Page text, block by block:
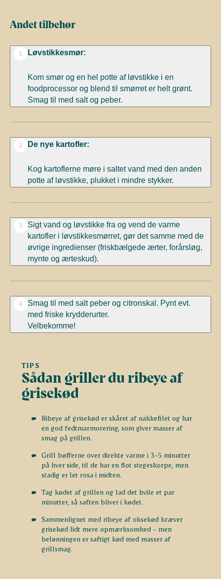
Andet tilbehør
1 Løvstikkesmør:
Kom smør og en hel potte af løvstikke i en
foodprocessor og blend til smørret er helt grønt.
Smag til med salt og peber.
2 De nye kartofler:
Kog kartoflerne møre i saltet vand med den anden
potte af løvstikke, plukket i mindre stykker.
3
Sigt vand og løvstikke fra og vend de varme
kartofler i løvstikkesmørret, gør det samme med de
øvrige ingredienser (friskbælgede ærter, forårsløg,
mynte og ærteskud).
4
Smag til med salt peber og citronskal. Pynt evt.
med friske krydderurter.
Velbekomme!
TIPS
Sådan griller du ribeye af
grisekød
Ribeye af grisekød er skåret af nakkefilet og har
en god fedtmarmorering, som giver masser af
smag på grillen.
Grill bøfferne over direkte varme i 3–5 minutter
på hver side, til de har en flot stegeskorpe, men
stadig er let rosa i midten.
Tag kødet af grillen og lad det hvile et par
minutter, så saften bliver i kødet.
Sammenlignet med ribeye af oksekød kræver
grisekød lidt mere opmærksomhed – men
belønningen er saftigt kød med masser af
grillsmag.